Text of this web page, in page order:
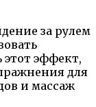
за рулем
этот эффект,
для
и массаж